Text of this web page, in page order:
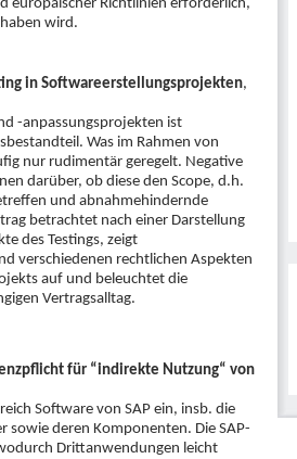
europäischer Richtlinien erforderlich,
wird.
in Softwareerstellungsprojekten,
-anpassungsprojekten ist
Was im Rahmen von
nur rudimentär geregelt. Negative
darüber, ob diese den Scope, d.h.
und abnahmehindernde
betrachtet nach einer Darstellung
des Testings, zeigt
verschiedenen rechtlichen Aspekten
auf und beleuchtet die
Vertragsalltag.
für “indirekte Nutzung“ von
Software von SAP ein, insb. die
sowie deren Komponenten. Die SAP-
Drittanwendungen leicht